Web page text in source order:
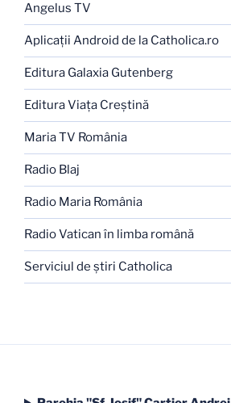
Angelus TV
Aplicaţii Android de la Catholica.ro
Editura Galaxia Gutenberg
Editura Viaţa Creştină
Maria TV România
Radio Blaj
Radio Maria România
Radio Vatican în limba română
Serviciul de ştiri Catholica